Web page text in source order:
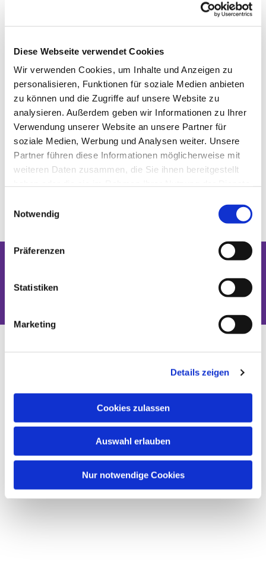
Diese Webseite verwendet Cookies
Wir verwenden Cookies, um Inhalte und Anzeigen zu
personalisieren, Funktionen für soziale Medien anbieten
zu können und die Zugriffe auf unsere Website zu
analysieren. Außerdem geben wir Informationen zu Ihrer
Verwendung unserer Website an unsere Partner für
soziale Medien, Werbung und Analysen weiter. Unsere
Partner führen diese Informationen möglicherweise mit
weiteren Daten zusammen, die Sie ihnen bereitgestellt
Notwendig
Präferenzen
Statistiken
Marketing
Details zeigen
Cookies zulassen
Auswahl erlauben
Nur notwendige Cookies
Dies könnte Sie auch interessieren